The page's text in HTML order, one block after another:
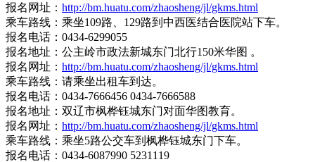
报名网址： http://bm.huatu.com/zhaosheng/jl/gkms.html
乘车路线：乘坐109路、129路到中西医结合医院站下车。
报名电话：0434-6299055
报名地址：公主岭市政法新城东门北行150米华图 。
报名网址： http://bm.huatu.com/zhaosheng/jl/gkms.html
乘车路线：请乘坐出租车到达。
报名电话：0434-7666456 0434-7666588
报名地址：双辽市枫桦钰城东门对面华图教育。
报名网址： http://bm.huatu.com/zhaosheng/jl/gkms.html
乘车路线：乘坐5路公交车到枫桦钰城东门下车。
报名电话：0434-6087990 5231119